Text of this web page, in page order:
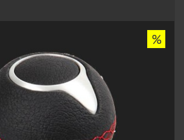
%